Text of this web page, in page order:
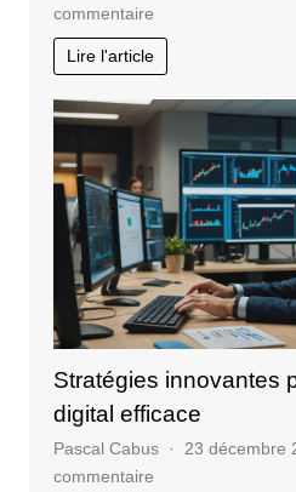
commentairesur
Comprendre
les
enjeux
de
formation
professionnelle
Lire l'article
Stratégies innovantes
digital efficace
Pascal Cabus 23 décembre
commentairesur